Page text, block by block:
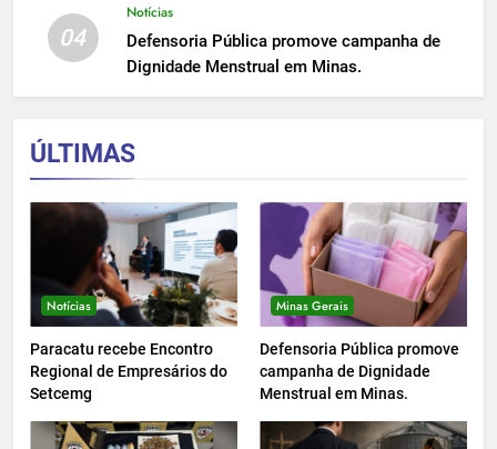
04
Notícias
Defensoria Pública promove campanha de
Dignidade Menstrual em Minas.
ÚLTIMAS
Notícias
Paracatu recebe Encontro
Regional de Empresários do
Setcemg
Minas Gerais
Defensoria Pública promove
campanha de Dignidade
Menstrual em Minas.